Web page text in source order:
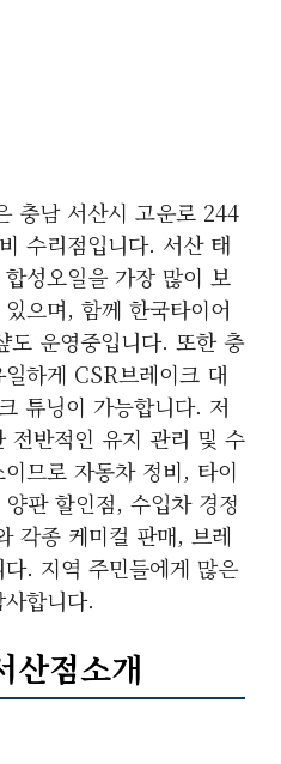
충남 서산시 고운로 244
수리점입니다. 서산 태
성오일을 가장 많이 보
으며, 함께 한국타이어
도 운영중입니다. 또한 충
하게 CSR브레이크 대
튜닝이 가능합니다. 저
전반적인 유지 관리 및 수
므로 자동차 정비, 타이
판 할인점, 수입차 경정
각종 케미컬 판매, 브레
. 지역 주민들에게 많은
합니다.
산점소개